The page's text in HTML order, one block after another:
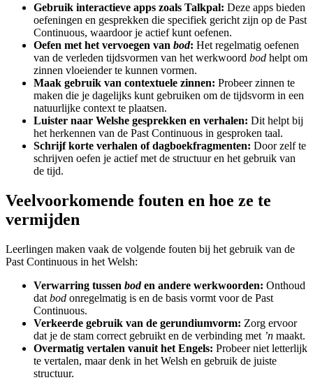
Gebruik interactieve apps zoals Talkpal: Deze apps bieden
oefeningen en gesprekken die specifiek gericht zijn op de Past
Continuous, waardoor je actief kunt oefenen.
Oefen met het vervoegen van bod: Het regelmatig oefenen
van de verleden tijdsvormen van het werkwoord bod helpt om
zinnen vloeiender te kunnen vormen.
Maak gebruik van contextuele zinnen: Probeer zinnen te
maken die je dagelijks kunt gebruiken om de tijdsvorm in een
natuurlijke context te plaatsen.
Luister naar Welshe gesprekken en verhalen: Dit helpt bij
het herkennen van de Past Continuous in gesproken taal.
Schrijf korte verhalen of dagboekfragmenten: Door zelf te
schrijven oefen je actief met de structuur en het gebruik van
de tijd.
Veelvoorkomende fouten en hoe ze te
vermijden
Leerlingen maken vaak de volgende fouten bij het gebruik van de
Past Continuous in het Welsh:
Verwarring tussen boden andere werkwoorden: Onthoud
dat bod onregelmatig is en de basis vormt voor de Past
Continuous.
Verkeerde gebruik van de gerundiumvorm: Zorg ervoor
dat je de stam correct gebruikt en de verbinding met ’n maakt.
Overmatig vertalen vanuit het Engels: Probeer niet letterlijk
te vertalen, maar denk in het Welsh en gebruik de juiste
structuur.